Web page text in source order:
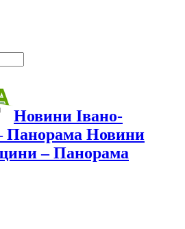
Новини Івано-
Панорама Новини
– Панорама